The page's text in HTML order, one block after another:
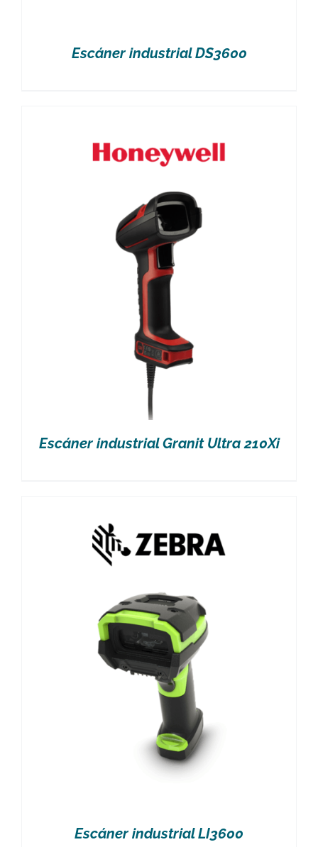
Escáner industrial DS3600
Escáner industrial Granit Ultra 210Xi
Escáner industrial LI3600